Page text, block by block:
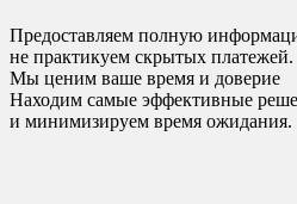
Предоставляем полную
не практикуем скрытых платежей.
Мы ценим ваше время и доверие
Находим самые эффективные
и минимизируем время ожидания.